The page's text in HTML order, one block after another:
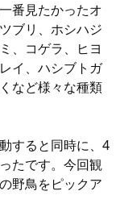
番見たかったオ
ブリ、ホシハジ
、コゲラ、ヒヨ
イ、ハシブトガ
など様々な種類
すると同時に、4
たです。今回観
野鳥をピックア